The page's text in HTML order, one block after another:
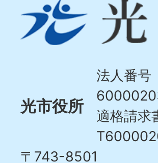
市
Hikari
光市役所
法人番号
適格請求
〒743-8501